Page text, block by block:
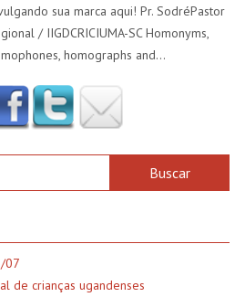
sua marca aqui! Pr. SodréPastor
/ IIGDCRICIUMA-SC Homonyms,
homographs and…
07
de crianças ugandenses